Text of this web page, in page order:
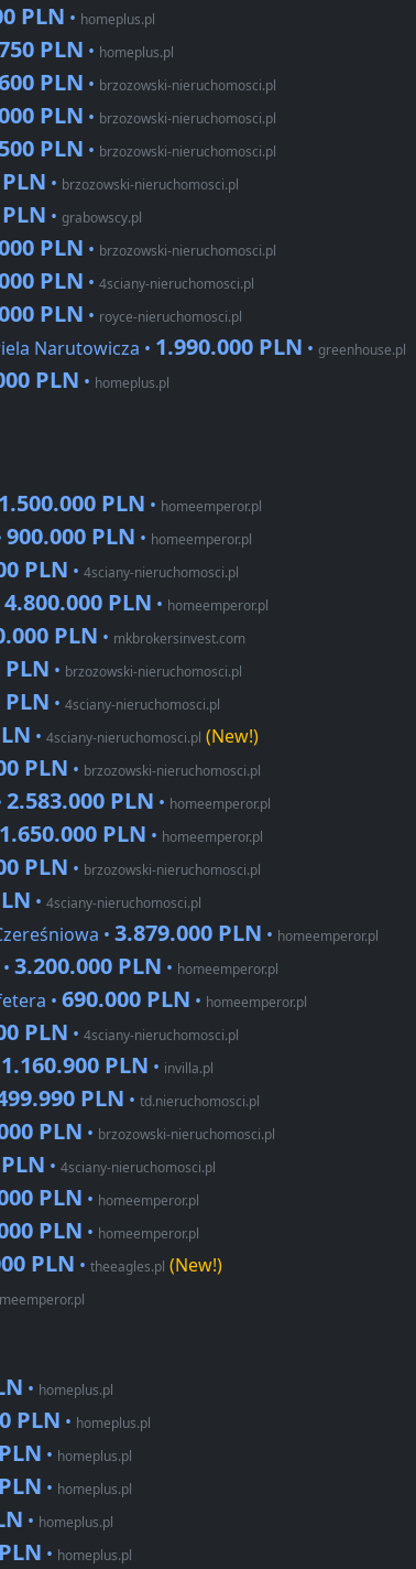
PLN • homeplus.pl
PLN • homeplus.pl
PLN • brzozowski-nieruchomosci.pl
PLN • brzozowski-nieruchomosci.pl
PLN • brzozowski-nieruchomosci.pl
• brzozowski-nieruchomosci.pl
• grabowscy.pl
PLN • brzozowski-nieruchomosci.pl
PLN • 4sciany-nieruchomosci.pl
PLN • royce-nieruchomosci.pl
Narutowicza • 1.990.000 PLN • greenhouse.pl
PLN • homeplus.pl
1.500.000 PLN • homeemperor.pl
900.000 PLN • homeemperor.pl
PLN • 4sciany-nieruchomosci.pl
4.800.000 PLN • homeemperor.pl
PLN • mkbrokersinvest.com
• brzozowski-nieruchomosci.pl
• 4sciany-nieruchomosci.pl
• 4sciany-nieruchomosci.pl (New!)
PLN • brzozowski-nieruchomosci.pl
2.583.000 PLN • homeemperor.pl
1.650.000 PLN • homeemperor.pl
PLN • brzozowski-nieruchomosci.pl
• 4sciany-nieruchomosci.pl
• 3.879.000 PLN • homeemperor.pl
3.200.000 PLN • homeemperor.pl
• 690.000 PLN • homeemperor.pl
PLN • 4sciany-nieruchomosci.pl
1.160.900 PLN • invilla.pl
PLN • td.nieruchomosci.pl
PLN • brzozowski-nieruchomosci.pl
• 4sciany-nieruchomosci.pl
PLN • homeemperor.pl
PLN • homeemperor.pl
PLN • theeagles.pl (New!)
• homeplus.pl
PLN • homeplus.pl
• homeplus.pl
• homeplus.pl
• homeplus.pl
• homeplus.pl